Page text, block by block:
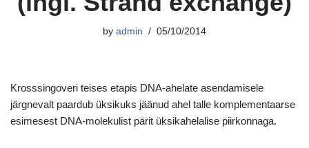
by admin 05/10/2014
Krosssingoveri teises etapis DNA-ahelate asendamisele
järgnevalt paardub üksikuks jäänud ahel talle komplementaarse
esimesest DNA-molekulist pärit üksikahelalise piirkonnaga.